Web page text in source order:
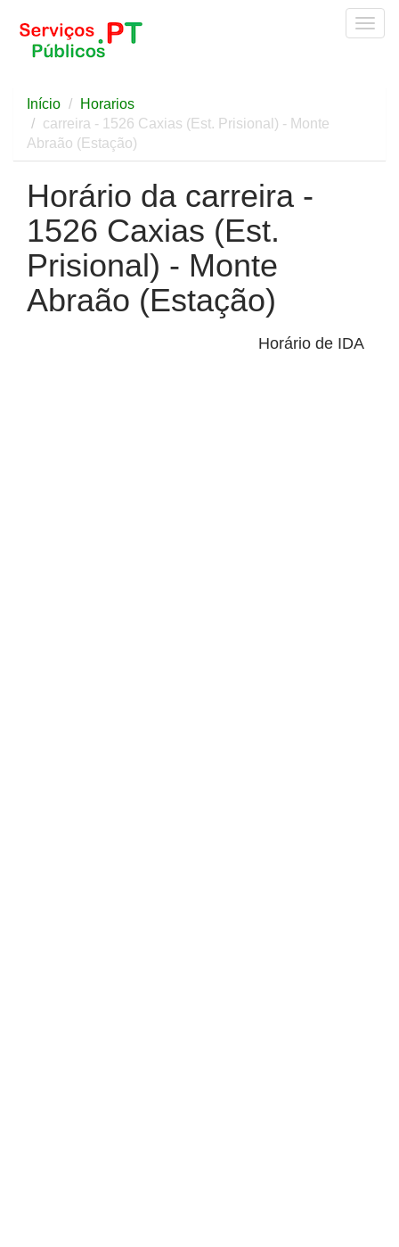
Início
Horarios
carreira - 1526 Caxias (Est. Prisional) - Monte
Abraão (Estação)
Horário da carreira -
1526 Caxias (Est.
Prisional) - Monte
Abraão (Estação)
Horário de IDA